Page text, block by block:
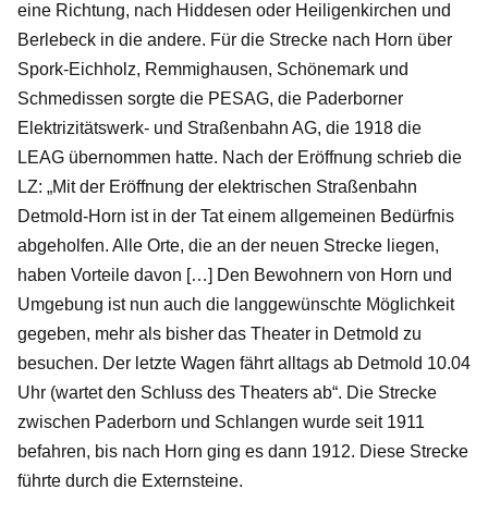
eine Richtung, nach Hiddesen oder Heiligenkirchen und
Berlebeck in die andere. Für die Strecke nach Horn über
Spork-Eichholz, Remmighausen, Schönemark und
Schmedissen sorgte die PESAG, die Paderborner
Elektrizitätswerk- und Straßenbahn AG, die 1918 die
LEAG übernommen hatte. Nach der Eröffnung schrieb die
LZ: „Mit der Eröffnung der elektrischen Straßenbahn
Detmold-Horn ist in der Tat einem allgemeinen Bedürfnis
abgeholfen. Alle Orte, die an der neuen Strecke liegen,
haben Vorteile davon […] Den Bewohnern von Horn und
Umgebung ist nun auch die langgewünschte Möglichkeit
gegeben, mehr als bisher das Theater in Detmold zu
besuchen. Der letzte Wagen fährt alltags ab Detmold 10.04
Uhr (wartet den Schluss des Theaters ab“. Die Strecke
zwischen Paderborn und Schlangen wurde seit 1911
befahren, bis nach Horn ging es dann 1912. Diese Strecke
führte durch die Externsteine.